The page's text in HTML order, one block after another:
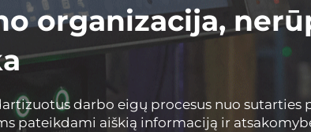
organizacija,
darbo eigų procesus nuo sutarties
pateikdami aiškią informaciją ir